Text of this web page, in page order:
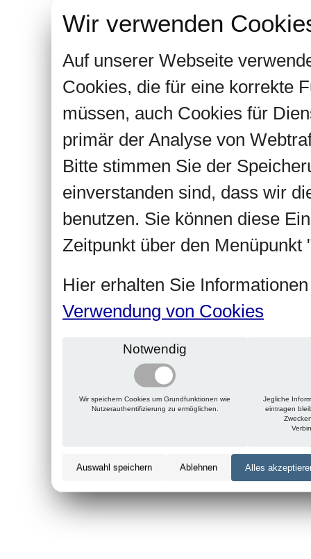
Wir verwenden
Auf unserer Webseite
Cookies, die für eine korrekte
müssen, auch Cookies für
primär der Analyse von
Bitte stimmen Sie der
einverstanden sind, dass wir
benutzen. Sie können diese
Zeitpunkt über den Menüpunkt
Hier erhalten Sie
Verwendung von Cookies
Notwendig
Wir speichern Cookies um Grundfunktionen wie
Nutzerauthentifizierung zu ermöglichen.
Jegliche
eintragen
Auswahl speichern Ablehnen Alles